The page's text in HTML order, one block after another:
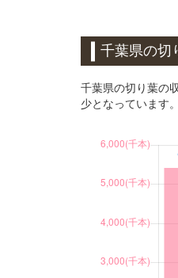
千葉県の切
千葉県の切り葉の
少となっています。